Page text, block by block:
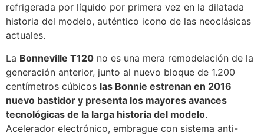
refrigerada por líquido por primera vez en la dilatada
historia del modelo, auténtico icono de las neoclásicas
actuales.
La Bonneville T120 no es una mera remodelación de la
generación anterior, junto al nuevo bloque de 1.200
centímetros cúbicos las Bonnie estrenan en 2016
nuevo bastidor y presenta los mayores avances
tecnológicas de la larga historia del modelo.
Acelerador electrónico, embrague con sistema anti-